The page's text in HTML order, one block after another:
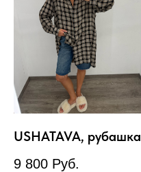
USHATAVA, рубашка
9 800 Руб.